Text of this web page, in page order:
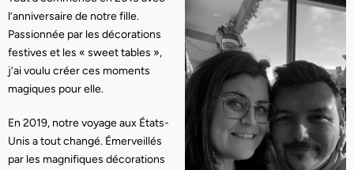
l’anniversaire de notre fille.
Passionnée par les décorations
festives et les « sweet tables »,
j’ai voulu créer ces moments
magiques pour elle.
En 2019, notre voyage aux États-
Unis a tout changé. Émerveillés
par les magnifiques décorations